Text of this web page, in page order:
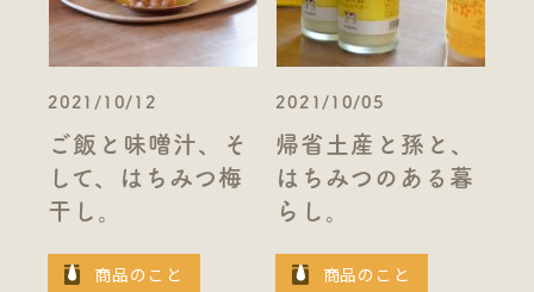
2021/10/12
ご飯と味噌汁、そ
して、はちみつ梅
干し。
商品のこと
2021/10/05
帰省土産と孫と、
はちみつのある暮
らし。
商品のこと